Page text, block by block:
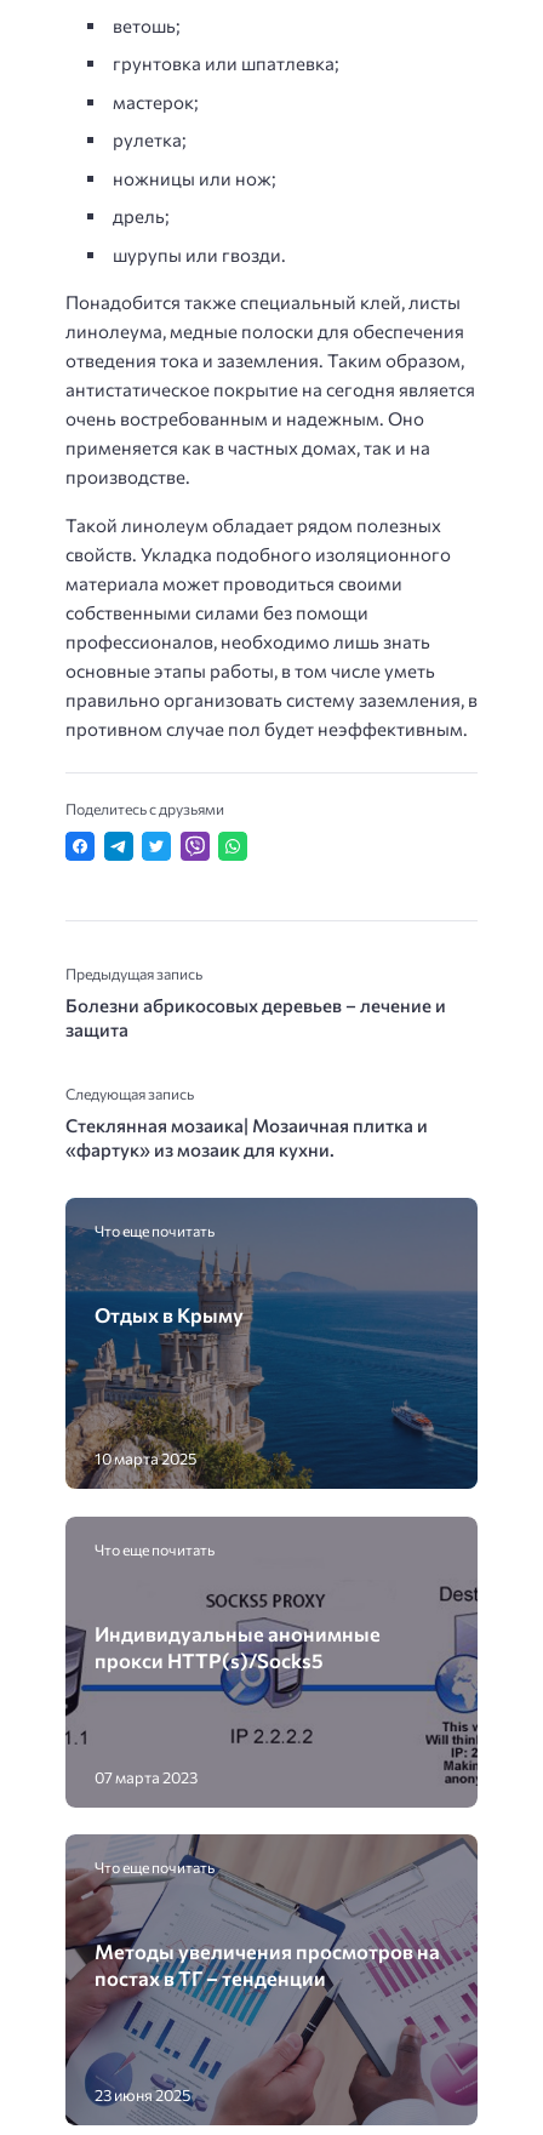
ветошь;
грунтовка или шпатлевка;
мастерок;
рулетка;
ножницы или нож;
дрель;
шурупы или гвозди.
Понадобится также специальный клей, листы
линолеума, медные полоски для обеспечения
отведения тока и заземления. Таким образом,
антистатическое покрытие на сегодня является
очень востребованным и надежным. Оно
применяется как в частных домах, так и на
производстве.
Такой линолеум обладает рядом полезных
свойств. Укладка подобного изоляционного
материала может проводиться своими
собственными силами без помощи
профессионалов, необходимо лишь знать
основные этапы работы, в том числе уметь
правильно организовать систему заземления, в
противном случае пол будет неэффективным.
Поделитесь с друзьями
Предыдущая запись
Болезни абрикосовых деревьев – лечение и
защита
Следующая запись
Стеклянная мозаика| Мозаичная плитка и
«фартук» из мозаик для кухни.
Что еще почитать
Отдых в Крыму
10 марта 2025
Что еще почитать
Индивидуальные анонимные
прокси HTTP(s)/Socks5
07 марта 2023
Что еще почитать
Методы увеличения просмотров на
постах в ТГ – тенденции
23 июня 2025